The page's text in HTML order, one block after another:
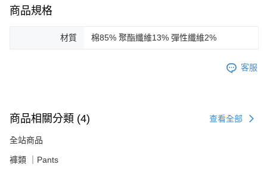
商品規格
材質 棉85% 聚酯纖維13% 彈性纖維2%
客服
商品相關分類 (4) 查看全部
全站商品
褲類 ｜Pants